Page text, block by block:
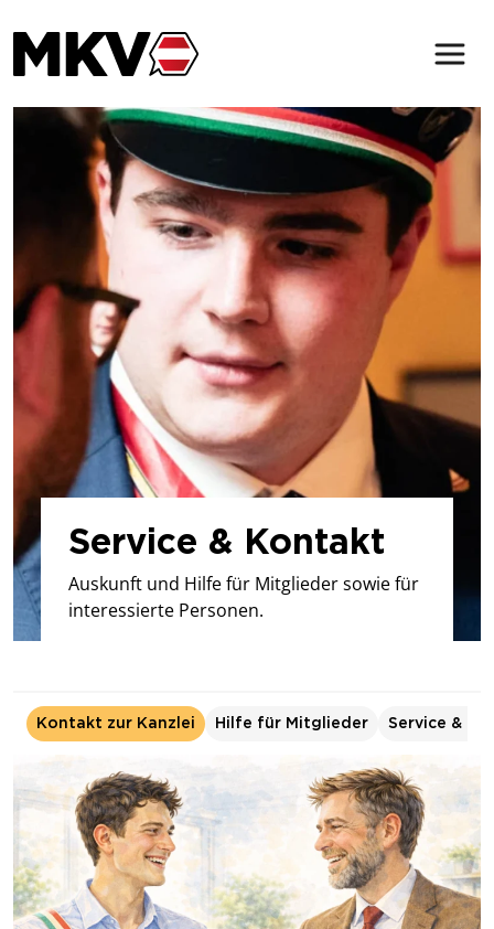
Zum Inhalt der Seite springen
Der MKV
Verbindungen
Service & Kontakt
(öffnet in neuem Tab)
Service & Kontakt
Auskunft und Hilfe für Mitglieder sowie für
interessierte Personen.
Kontakt zur Kanzlei Hilfe für Mitglieder Service &